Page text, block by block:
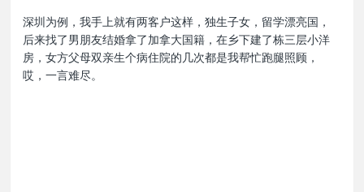
深圳为例，我手上就有两客户这样，独生子女，留学漂亮国，
后来找了男朋友结婚拿了加拿大国籍，在乡下建了栋三层小洋
房，女方父母双亲生个病住院的几次都是我帮忙跑腿照顾，
哎，一言难尽。